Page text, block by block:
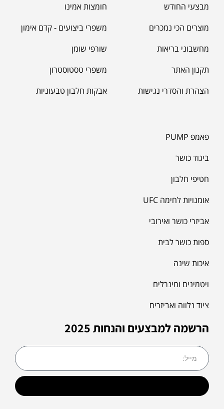
מבצעי החודש
מוצרים הכי נמכרים
מחשבוני בריאות
תקנון האתר
הצהרת והסדרי נגישות
חומצות אמינו
משפרי ביצועים - קדם אימון
שורפי שומן
משפרי טסטוסטרון
אבקות חלבון טבעוניות
פאמפ PUMP
ביגוד כושר
חטיפי חלבון
אומנויות לחימה UFC
אביזרי כושר ואירובי
ספות כושר לבית
איכות שינה
ויטמינים ומינרלים
ציוד נלווה ואביזרים
הרשמה למבצעים והנחות 2025